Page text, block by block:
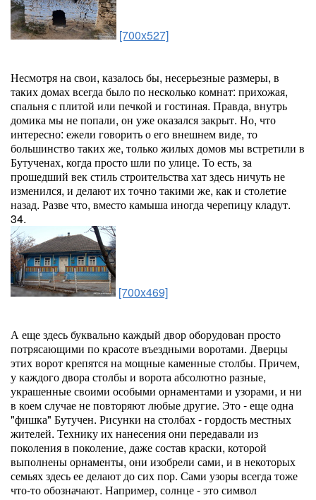
[700x527]
Несмотря на свои, казалось бы, несерьезные размеры, в
таких домах всегда было по несколько комнат: прихожая,
спальня с плитой или печкой и гостиная. Правда, внутрь
домика мы не попали, он уже оказался закрыт. Но, что
интересно: ежели говорить о его внешнем виде, то
большинство таких же, только жилых домов мы встретили в
Бутученах, когда просто шли по улице. То есть, за
прошедший век стиль строительства хат здесь ничуть не
изменился, и делают их точно такими же, как и столетие
назад. Разве что, вместо камыша иногда черепицу кладут.
34.
[700x469]
А еще здесь буквально каждый двор оборудован просто
потрясающими по красоте въездными воротами. Дверцы
этих ворот крепятся на мощные каменные столбы. Причем,
у каждого двора столбы и ворота абсолютно разные,
украшенные своими особыми орнаментами и узорами, и ни
в коем случае не повторяют любые другие. Это - еще одна
"фишка" Бутучен. Рисунки на столбах - гордость местных
жителей. Технику их нанесения они передавали из
поколения в поколение, даже состав краски, которой
выполнены орнаменты, они изобрели сами, и в некоторых
семьях здесь ее делают до сих пор. Сами узоры всегда тоже
что-то обозначают. Например, солнце - это символ